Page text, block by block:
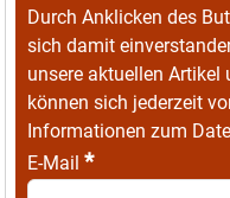
Durch Anklicken des
sich damit
unsere aktuellen
können sich jederzeit
Informationen zum
E-Mail *